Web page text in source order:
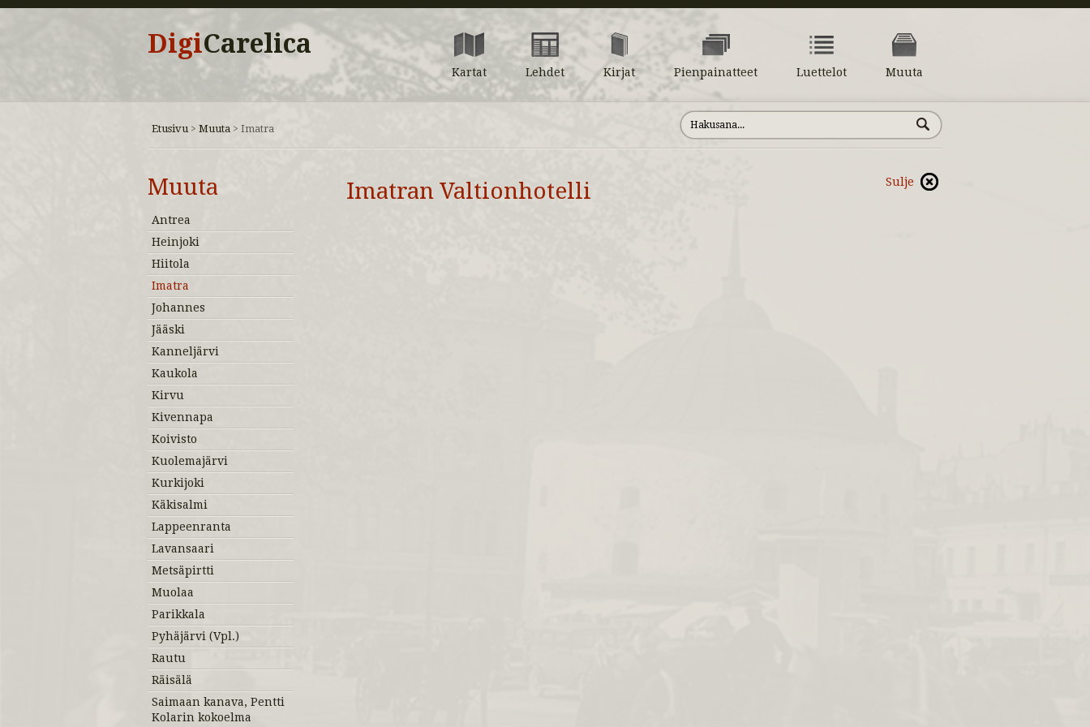
DigiCarelica
Kartat Lehdet Kirjat Pienpainatteet Luettelot Muuta
Etusivu > Muuta > Imatra
Muuta
Antrea
Heinjoki
Hiitola
Imatra
Johannes
Jääski
Kanneljärvi
Kaukola
Kirvu
Kivennapa
Koivisto
Kuolemajärvi
Kurkijoki
Käkisalmi
Lappeenranta
Lavansaari
Metsäpirtti
Muolaa
Parikkala
Pyhäjärvi (Vpl.)
Rautu
Räisälä
Saimaan kanava, Pentti
Kolarin kokoelma
Imatran Valtionhotelli Sulje